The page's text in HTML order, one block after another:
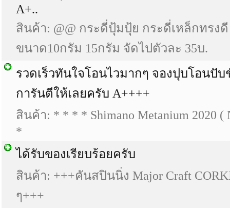
A+..
สินค้า: @@ กระดี่ปุ้มปุ้ย กระดี่เหล็กทรง
ขนาด10กรัม 15กรัม จัดไปตัวละ 35บ.
รวดเร็วทันใจโอนไวมากๆ จองปุบ​โอนปับ​
การันตีให้เลยครับ​ A++++
สินค้า: * * * * Shimano Metanium 2020 (
*
ได้รับของเรียบร้อยครับ
สินค้า: +++คันสปินนิ่ง Major Craft
ๆ+++